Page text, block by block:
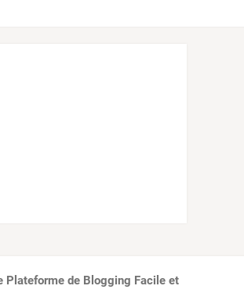
Plateforme de Blogging Facile et